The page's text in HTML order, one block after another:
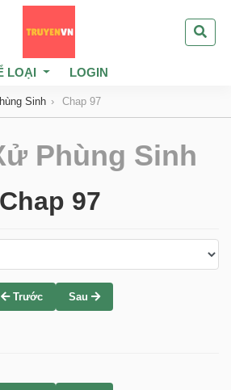
LOẠI LOGIN
Sinh Chap 97
Phùng Sinh
Chap 97
Trước Sau